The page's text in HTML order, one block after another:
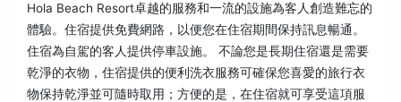
Hola Beach Resort卓越的服務和一流的設施為客人創造難忘的
體驗。住宿提供免費網路，以便您在住宿期間保持訊息暢通。
住宿為自駕的客人提供停車設施。 不論您是長期住宿還是需要
乾淨的衣物，住宿提供的便利洗衣服務可確保您喜愛的旅行衣
物保持乾淨並可隨時取用；方便的是，在住宿就可享受這項服